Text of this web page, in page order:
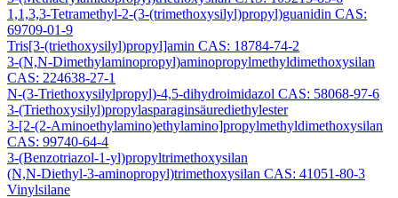
1,1,3,3-Tetramethyl-2-(3-(trimethoxysilyl)propyl)guanidin CAS:
69709-01-9
Tris[3-(triethoxysilyl)propyl]amin CAS: 18784-74-2
3-(N,N-Dimethylaminopropyl)aminopropylmethyldimethoxysilan
CAS: 224638-27-1
N-(3-Triethoxysilylpropyl)-4,5-dihydroimidazol CAS: 58068-97-6
3-(Triethoxysilyl)propylasparaginsäurediethylester
3-[2-(2-Aminoethylamino)ethylamino]propylmethyldimethoxysilan
CAS: 99740-64-4
3-(Benzotriazol-1-yl)propyltrimethoxysilan
(N,N-Diethyl-3-aminopropyl)trimethoxysilan CAS: 41051-80-3
Vinylsilane